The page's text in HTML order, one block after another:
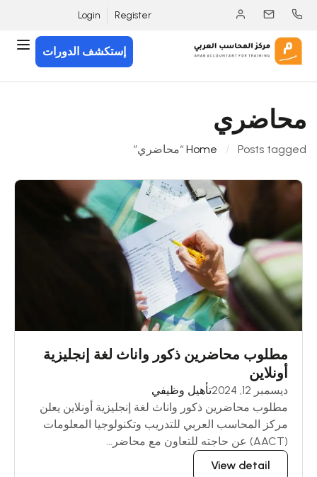
Register
Login
إستكشف الدورات
محاضري
Home Posts tagged “محاضري”
مطلوب محاضرين ذكور واناث لغة إنجليزية
أونلاين
ديسمبر 12, 2024
تأهيل وظيفي
مطلوب محاضرين ذكور واناث لغة إنجليزية أونلاين يعلن
مركز المحاسب العربي للتدريب وتكنولوجيا المعلومات
(AACT) عن حاجته للتعاون مع محاضر...
View detail